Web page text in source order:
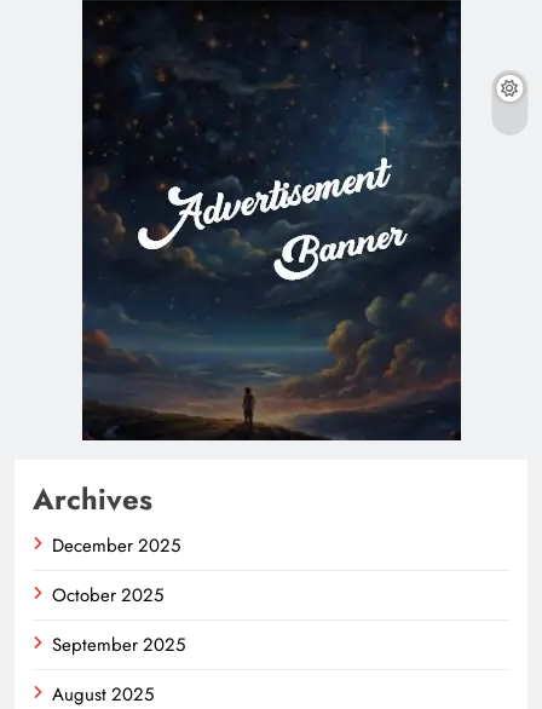
Archives
December 2025
October 2025
September 2025
August 2025